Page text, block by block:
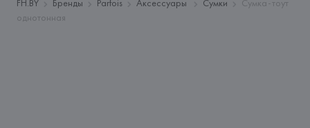
FH.BY Бренды Parfois Аксессуары Сумки
Сумка-тоут
однотонная